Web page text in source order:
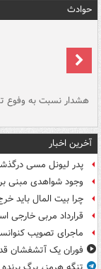
حوادث
هشدار نسبت به وفوع
آخرین اخبار
پدر لیونل مسی
وجود شواهدی مبنی بر
چرا بیت المال باید
قرارداد مربی خارجی
ماجرای تصویب
فوران یک آتشفشان